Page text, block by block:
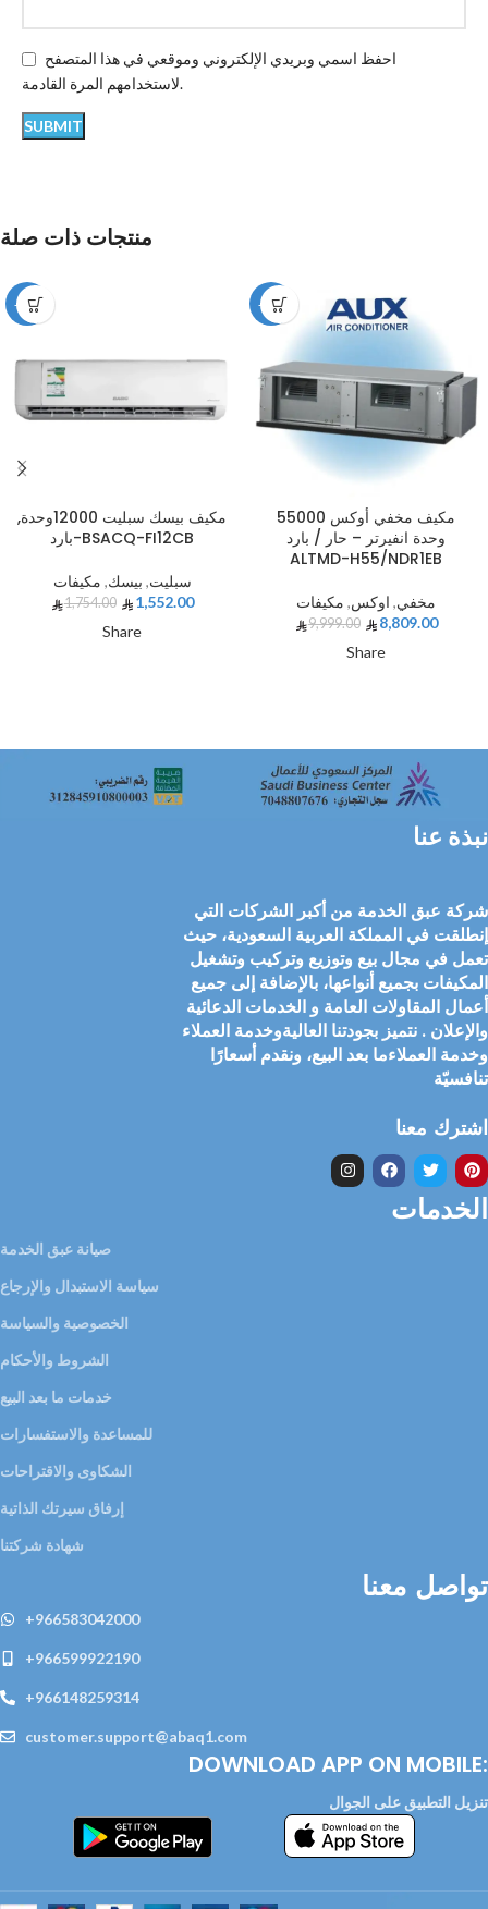
احفظ اسمي وبريدي الإلكتروني وموقعي في هذا المتصفح
لاستخدامهم المرة القادمة.
منتجات ذات صلة
-12%
مكيف بيسك سبليت 12000وحدة,
بارد-BSACQ-FI12CB
سبليت, بيسك, مكيفات
1,754.00
1,552.00
Share
-12%
مكيف مخفي أوكس 55000
وحدة انفيرتر – حار / بارد
ALTMD-H55/NDR1EB
مخفي, اوكس, مكيفات
9,999.00
8,809.00
Share
نبذة عنا
شركة عبق الخدمة من أكبر الشركات التي
إنطلقت في المملكة العربية السعودية، حيث
تعمل في مجال بيع وتوزيع وتركيب وتشغيل
المكيفات بجميع أنواعها، بالإضافة إلى جميع
أعمال المقاولات العامة و الخدمات الدعائية
والإعلان . نتميز بجودتنا العاليةوخدمة العملاء
وخدمة العملاءما بعد البيع، ونقدم أسعارًا
تنافسيّة
اشترك معنا
الخدمات
صيانة عبق الخدمة
سياسة الاستبدال والإرجاع
الخصوصية والسياسة
الشروط والأحكام
خدمات ما بعد البيع
للمساعدة والاستفسارات
الشكاوى والاقتراحات
إرفاق سيرتك الذاتية
شهادة شركتنا
تواصل معنا
+966583042000
+966599922190
+966148259314
customer.support@abaq1.com
DOWNLOAD APP ON MOBILE:
تنزيل التطبيق على الجوال